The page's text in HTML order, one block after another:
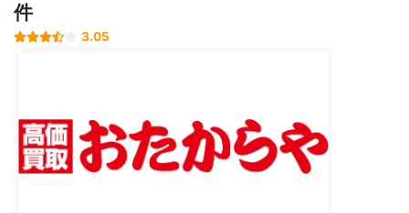
件
3.05